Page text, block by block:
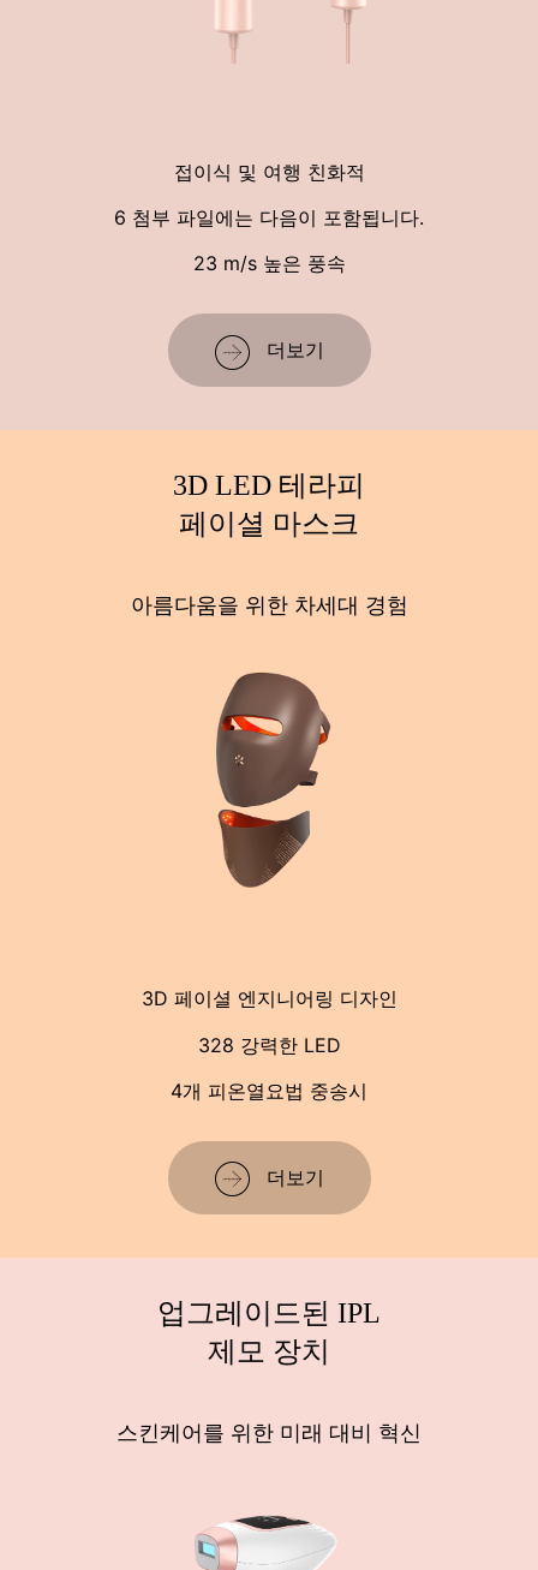
접이식 및 여행 친화적
6 첨부 파일에는 다음이 포함됩니다.
23 m/s 높은 풍속
더보기
3D LED 테라피
페이셜 마스크
아름다움을 위한 차세대 경험
3D 페이셜 엔지니어링 디자인
328 강력한 LED
4개 피온열요법 중송시
더보기
업그레이드된 IPL
제모 장치
스킨케어를 위한 미래 대비 혁신